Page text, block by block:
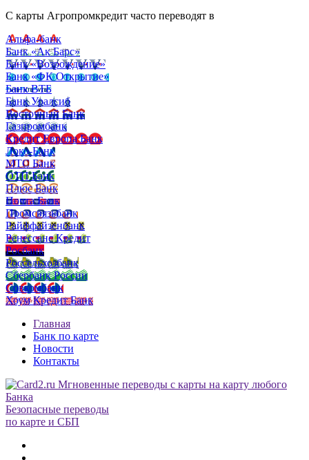
С карты Агропромкредит часто переводят в
Альфа-банк
Банк «Ак Барс»
Банк «Возрождение»
Банк «ФК Открытие»
Банк ВТБ
Банк Уралсиб
Восточный Банк
Газпромбанк
Кредит Европа Банк
Локо-Банк
МТС Банк
ОТП Банк
Плюс Банк
Почта Банк
Промсвязьбанк
Райффайзенбанк
Ренессанс Кредит
Росбанк
Россельхозбанк
Сбербанк России
Совкомбанк
Хоум Кредит Банк
Главная
Банк по карте
Новости
Контакты
Безопасные переводы
по карте и СБП